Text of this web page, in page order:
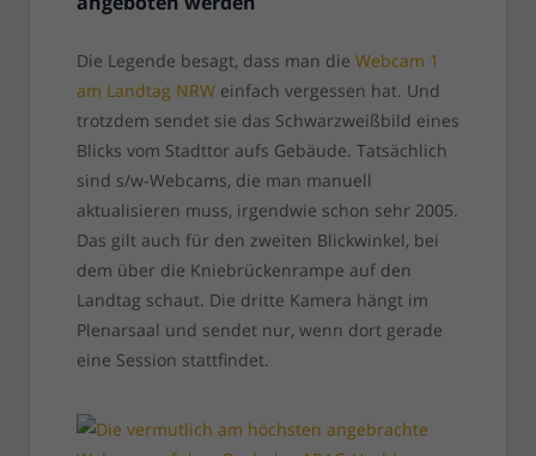
Die Legende besagt, dass man die Webcam 1
am Landtag NRWeinfach vergessen hat. Und
trotzdem sendet sie das Schwarzweißbild eines
Blicks vom Stadttor aufs Gebäude. Tatsächlich
sind s/w-Webcams, die man manuell
aktualisieren muss, irgendwie schon sehr 2005.
Das gilt auch für den zweiten Blickwinkel, bei
dem über die Kniebrückenrampe auf den
Landtag schaut. Die dritte Kamera hängt im
Plenarsaal und sendet nur, wenn dort gerade
eine Session stattfindet.